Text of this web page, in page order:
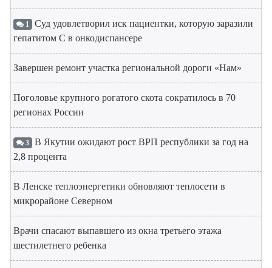
1 Суд удовлетворил иск пациентки, которую заразили
гепатитом С в онкодиспансере
Завершен ремонт участка региональной дороги «Нам»
Поголовье крупного рогатого скота сократилось в 70
регионах России
3 В Якутии ожидают рост ВРП республики за год на
2,8 процента
В Ленске теплоэнергетики обновляют теплосети в
микрорайоне Северном
Врачи спасают выпавшего из окна третьего этажа
шестилетнего ребенка